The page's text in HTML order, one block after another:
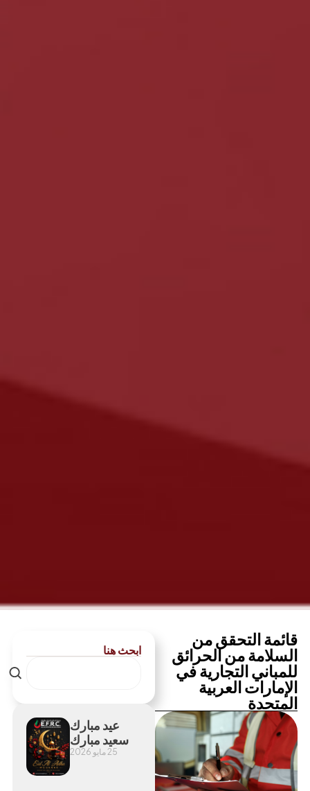
ابحث هنا
عيد مبارك
سعيد مبارك
25 مايو 2026
قائمة التحقق من
السلامة من الحرائق
للمباني التجارية في
الإمارات العربية
المتحدة